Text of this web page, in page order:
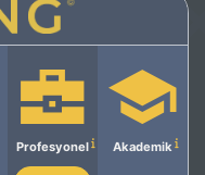
Profesyonel Akademik